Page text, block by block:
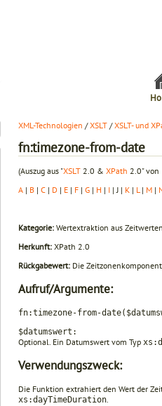
XML-Technologien /XSLT /XSLT- und
fn:timezone-from-date
(Auszug aus "XSLT 2.0 & XPath 2.0" von
A | B | C | D | E | F | G | H | I | J | K | L | M |
Kategorie: Wertextraktion aus
Herkunft: XPath 2.0
Rückgabewert: Die
Aufruf/Argumente:
fn:timezone-from-
$datumswert:
Optional. Ein Datumswert vom Typ
Verwendungszweck:
Die Funktion extrahiert den Wert der
xs:dayTimeDuration